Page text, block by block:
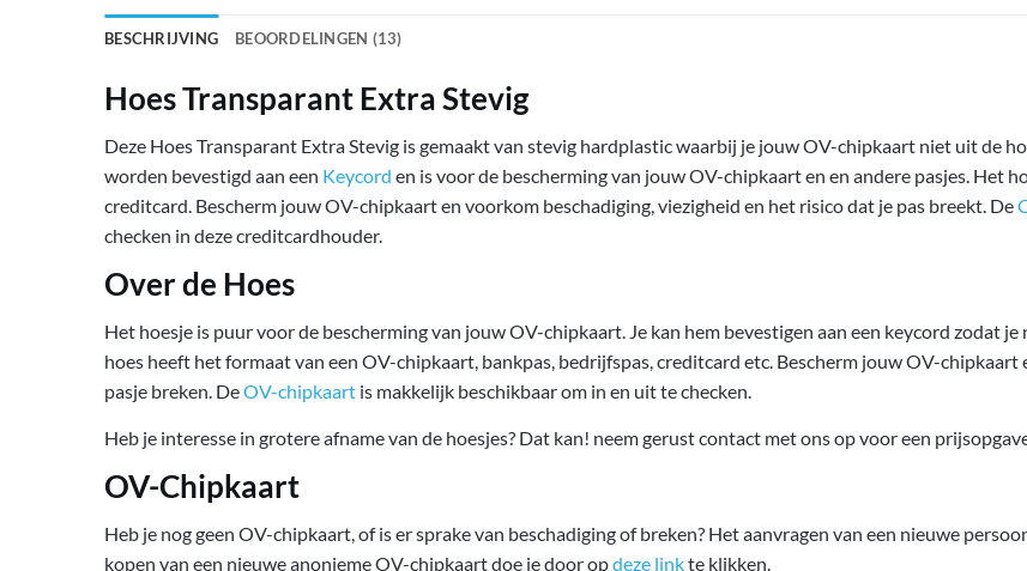
BESCHRIJVING BEOORDELINGEN (13)
Hoes Transparant Extra Stevig
Deze Hoes Transparant Extra Stevig is gemaakt van stevig hardplastic waarbij je jouw OV-chipkaart niet uit de
worden bevestigd aan een Keycord en is voor de bescherming van jouw OV-chipkaart en en andere pasjes. Het
creditcard. Bescherm jouw OV-chipkaart en voorkom beschadiging, viezigheid en het risico dat je pas breekt. De
checken in deze creditcardhouder.
Over de Hoes
Het hoesje is puur voor de bescherming van jouw OV-chipkaart. Je kan hem bevestigen aan een keycord zodat
hoes heeft het formaat van een OV-chipkaart, bankpas, bedrijfspas, creditcard etc. Bescherm jouw OV-
pasje breken. DeOV-chipkaart is makkelijk beschikbaar om in en uit te checken.
Heb je interesse in grotere afname van de hoesjes? Dat kan! neem gerust contact met ons op voor een
OV-Chipkaart
Heb je nog geen OV-chipkaart, of is er sprake van beschadiging of breken? Het aanvragen van een nieuwe
kopen van een nieuwe anonieme OV-chipkaart doe je door opdeze linkte klikken.